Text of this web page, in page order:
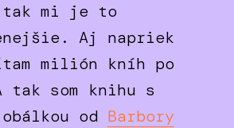
mi je to
Aj napriek
milión kníh po
tak som knihu s
od Barbory